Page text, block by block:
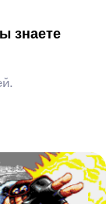
знаете